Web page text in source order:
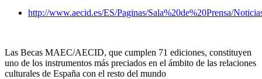
http://www.aecid.es/ES/Paginas/Sala%20de%20Prensa/
Las Becas MAEC/AECID, que cumplen 71 ediciones, constituyen
uno de los instrumentos más preciados en el ámbito de las relaciones
culturales de España con el resto del mundo